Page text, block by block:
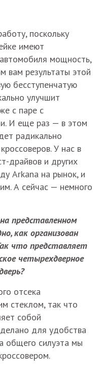
поскольку
имеют
мощность,
вам результаты этой
бесступенчатую
улучшит
с паре с
И еще раз — в этом
радикально
У нас в
драйвов и других
Arkana на рынок, и
А сейчас — немного
представленном
как организован
что представляет
четырехдверное
отсека
стеклом, так что
собой
для удобства
общего силуэта мы